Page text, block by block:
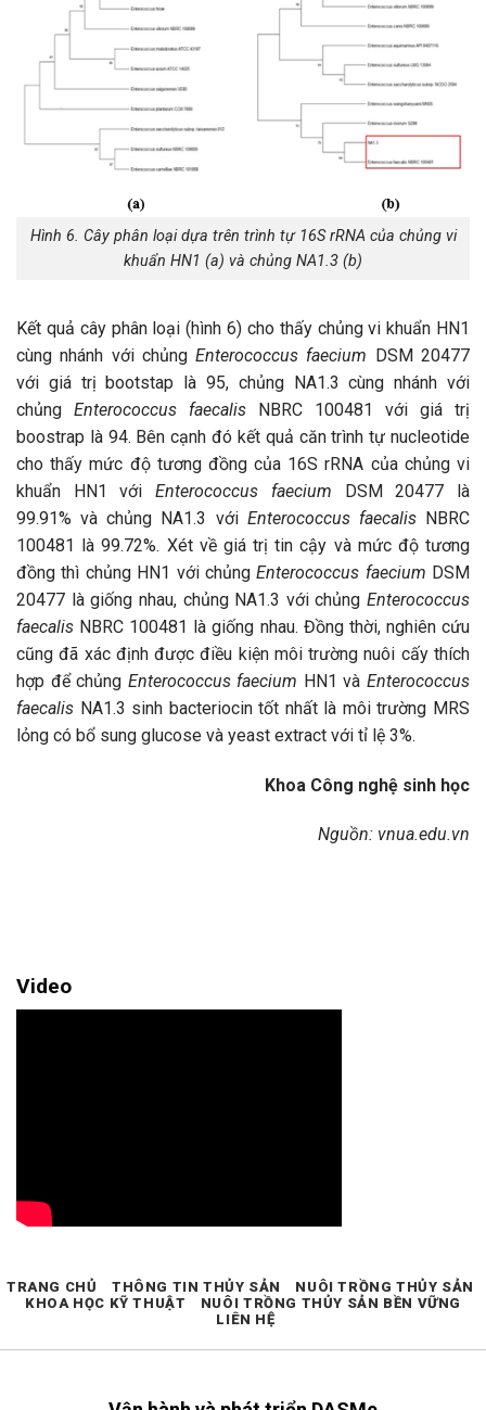
Hình 6. Cây phân loại dựa trên trình tự 16S rRNA của chủng vi
khuẩn HN1 (a) và chủng NA1.3 (b)
Kết quả cây phân loại (hình 6) cho thấy chủng vi khuẩn HN1
cùng nhánh với chủngEnterococcus faecium DSM 20477
với giá trị bootstap là 95, chủng NA1.3 cùng nhánh với
chủng Enterococcus faecalis NBRC 100481 với giá trị
boostrap là 94. Bên cạnh đó kết quả căn trình tự nucleotide
cho thấy mức độ tương đồng của 16S rRNA của chủng vi
khuẩn HN1 vớiEnterococcus faecium DSM 20477 là
99.91% và chủng NA1.3 với Enterococcus faecalisNBRC
100481 là 99.72%. Xét về giá trị tin cậy và mức độ tương
đồng thì chủng HN1 với chủngEnterococcus faecium DSM
20477 là giống nhau, chủng NA1.3 với chủng Enterococcus
faecalis NBRC 100481 là giống nhau. Đồng thời, nghiên cứu
cũng đã xác định được điều kiện môi trường nuôi cấy thích
hợp để chủng Enterococcus faecium HN1 và Enterococcus
faecalis NA1.3 sinh bacteriocin tốt nhất là môi trường MRS
lỏng có bổ sung glucose và yeast extract với tỉ lệ 3%.
Khoa Công nghệ sinh học
Nguồn: vnua.edu.vn
Video
TRANG CHỦ THÔNG TIN THỦY SẢN
NUÔI TRỒNG THỦY SẢN
KHOA HỌC KỸ THUẬT
NUÔI TRỒNG THỦY SẢN BỀN VỮNG
LIÊN HỆ